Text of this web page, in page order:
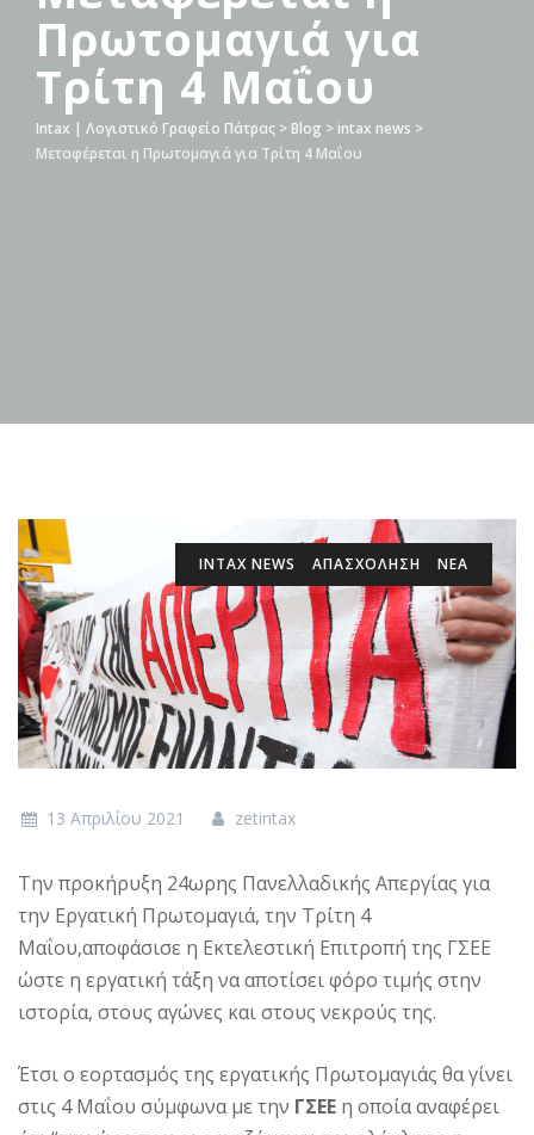
Πρωτομαγιά για
Τρίτη 4 Μαΐου
Intax | Λογιστικό Γραφείο Πάτρας > Blog > intax news >
Μεταφέρεται η Πρωτομαγιά για Τρίτη 4 Μαΐου
INTAX NEWS ΑΠΑΣΧΟΛΗΣΗ ΝΕΑ
13 Απριλίου 2021 zetintax
Την προκήρυξη 24ωρης Πανελλαδικής Απεργίας για
την Εργατική Πρωτομαγιά, την Τρίτη 4
Μαΐου,αποφάσισε η Εκτελεστική Επιτροπή της ΓΣΕΕ
ώστε η εργατική τάξη να αποτίσει φόρο τιμής στην
ιστορία, στους αγώνες και στους νεκρούς της.
Έτσι ο εορτασμός της εργατικής Πρωτομαγιάς θα γίνει
στις 4 Μαΐου σύμφωνα με την ΓΣΕΕ η οποία αναφέρει